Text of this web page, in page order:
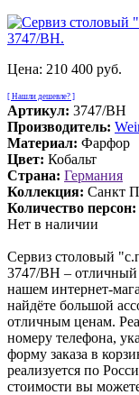
Цена: 210 400 руб.
[ Нашли дешевле? ]
Артикул: 3747/BH
Производитель:
Материал: Фарфор
Цвет: Кобальт
Страна: Германия
Коллекция: Санкт
Количество персон:
Нет в наличии
Сервиз столовый
3747/BH –
нашем интернет-
найдёте большой
отличным ценам.
номеру телефона,
форму заказа в
реализуется по
стоимости вы